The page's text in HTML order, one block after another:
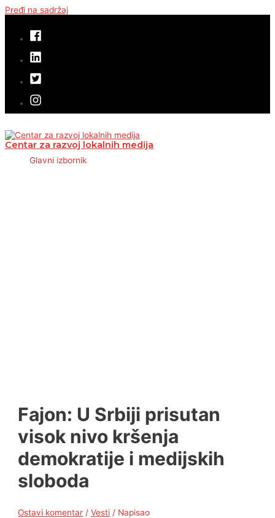
Pređi na sadržaj
Centar za razvoj lokalnih medija
Glavni izbornik
Fajon: U Srbiji prisutan
visok nivo kršenja
demokratije i medijskih
sloboda
Ostavi komentar /Vesti / Napisao